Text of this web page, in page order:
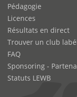
Pédagogie
Licences
Résultats en direct
Trouver un club
FAQ
Sponsoring -
Statuts LEWB